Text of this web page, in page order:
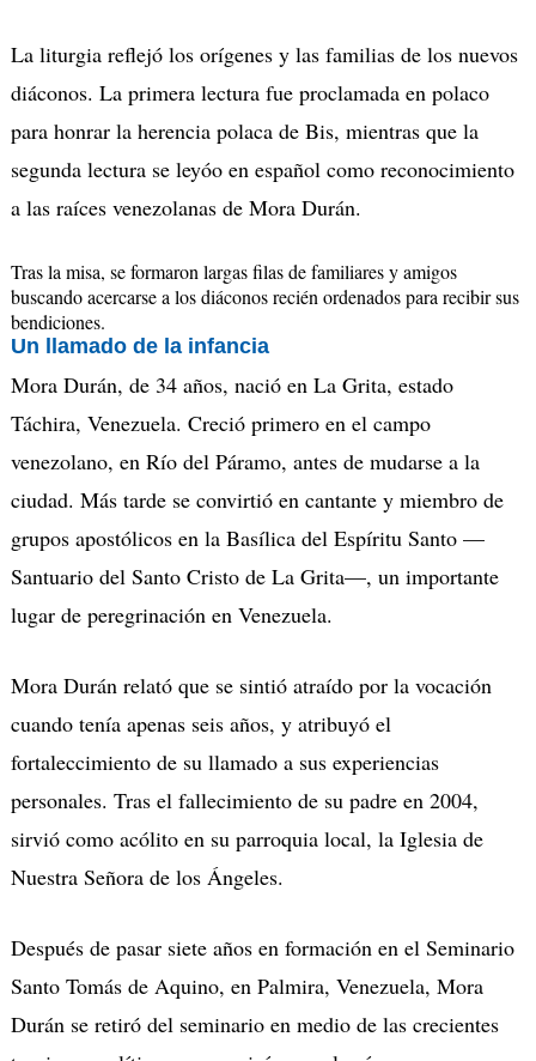
La liturgia reflejó los orígenes y las familias de los nuevos
diáconos. La primera lectura fue proclamada en polaco
para honrar la herencia polaca de Bis, mientras que la
segunda lectura se leyóo en español como reconocimiento
a las raíces venezolanas de Mora Durán.
Tras la misa, se formaron largas filas de familiares y amigos
buscando acercarse a los diáconos recién ordenados para recibir sus
bendiciones.
Un llamado de la infancia
Mora Durán, de 34 años, nació en La Grita, estado
Táchira, Venezuela. Creció primero en el campo
venezolano, en Río del Páramo, antes de mudarse a la
ciudad. Más tarde se convirtió en cantante y miembro de
grupos apostólicos en la Basílica del Espíritu Santo —
Santuario del Santo Cristo de La Grita—, un importante
lugar de peregrinación en Venezuela.
Mora Durán relató que se sintió atraído por la vocación
cuando tenía apenas seis años, y atribuyó el
fortaleccimiento de su llamado a sus experiencias
personales. Tras el fallecimiento de su padre en 2004,
sirvió como acólito en su parroquia local, la Iglesia de
Nuestra Señora de los Ángeles.
Después de pasar siete años en formación en el Seminario
Santo Tomás de Aquino, en Palmira, Venezuela, Mora
Durán se retiró del seminario en medio de las crecientes